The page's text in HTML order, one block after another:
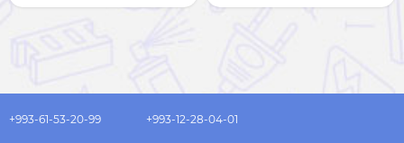
+993-61-53-20-99 +993-12-28-04-01